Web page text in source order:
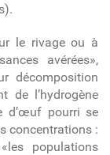
le rivage ou à
avérées»,
décomposition
de l’hydrogène
d’œuf pourri se
concentrations :
populations